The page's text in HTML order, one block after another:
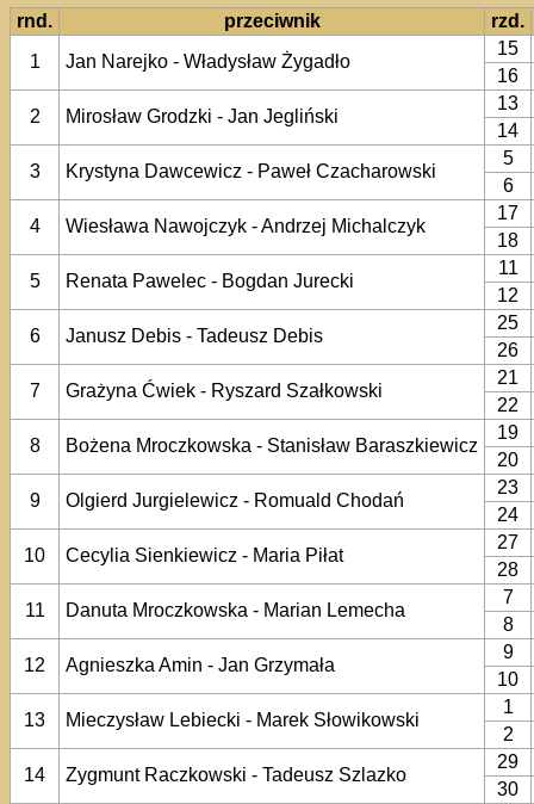
rnd. przeciwnik
rzd.
1
Jan Narejko - Władysław Żygadło
15
16
2
Mirosław Grodzki - Jan Jegliński
13
14
3
Krystyna Dawcewicz - Paweł Czacharowski
5
6
4
Wiesława Nawojczyk - Andrzej Michalczyk
17
18
5
Renata Pawelec - Bogdan Jurecki
11
12
6
Janusz Debis - Tadeusz Debis
25
26
7
Grażyna Ćwiek - Ryszard Szałkowski
21
22
8
Bożena Mroczkowska - Stanisław Baraszkiewicz
19
20
9
Olgierd Jurgielewicz - Romuald Chodań
23
24
10
Cecylia Sienkiewicz - Maria Piłat
27
28
11
Danuta Mroczkowska - Marian Lemecha
7
8
12
Agnieszka Amin - Jan Grzymała
9
10
13
Mieczysław Lebiecki - Marek Słowikowski
1
2
14
Zygmunt Raczkowski - Tadeusz Szlazko
29
30